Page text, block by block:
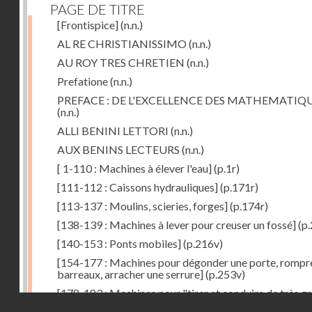
PAGE DE TITRE
[Frontispice](n.n.)
AL RE CHRISTIANISSIMO (n.n.)
AU ROY TRES CHRETIEN (n.n.)
Prefatione(n.n.)
PREFACE : DE L'EXCELLENCE DES
(n.n.)
ALLI BENINI LETTORI (n.n.)
AUX BENINS LECTEURS (n.n.)
[ 1-110 : Machines à élever l'eau](p.1r)
[111-112 : Caissons hydrauliques](p.171r)
[113-137 : Moulins, scieries, forges](p.174r)
[138-139 : Machines à lever pour creuser un fossé]
[140-153 : Ponts mobiles](p.216v)
[154-177 : Machines pour dégonder une porte,
barreaux, arracher une serrure](p.253v)
[178-183 : Machines pour "tirer et conduire de très